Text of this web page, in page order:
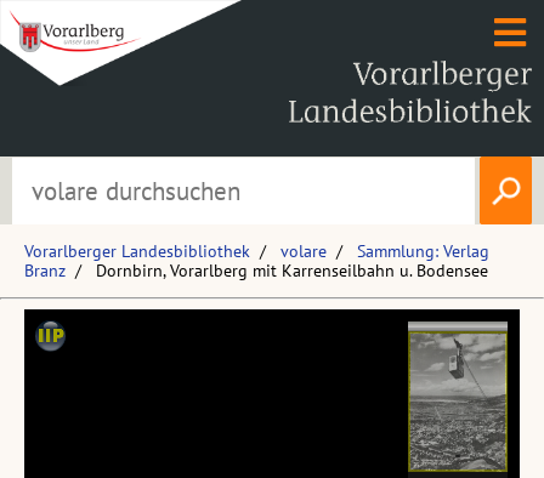
Vorarlberger Landesbibliothek volare
Sammlung: Verlag
Branz
Dornbirn, Vorarlberg mit Karrenseilbahn u. Bodensee